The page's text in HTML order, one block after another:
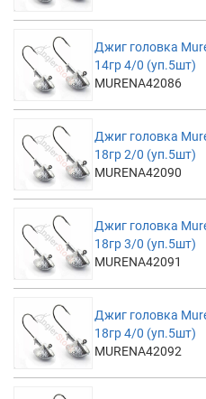
Джиг головка
14гр 4/0 (уп.5шт)
MURENA42086
Джиг головка
18гр 2/0 (уп.5шт)
MURENA42090
Джиг головка
18гр 3/0 (уп.5шт)
MURENA42091
Джиг головка
18гр 4/0 (уп.5шт)
MURENA42092